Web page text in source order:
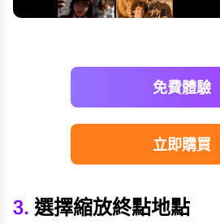
免費體驗
立即購買
3. 選擇縮放終點地點